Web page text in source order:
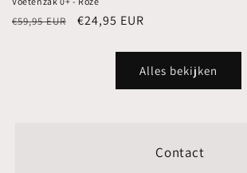
Normale
€59,95 EUR Aanbiedingsprijs
€24,95 EUR
Alles bekijken
Contact